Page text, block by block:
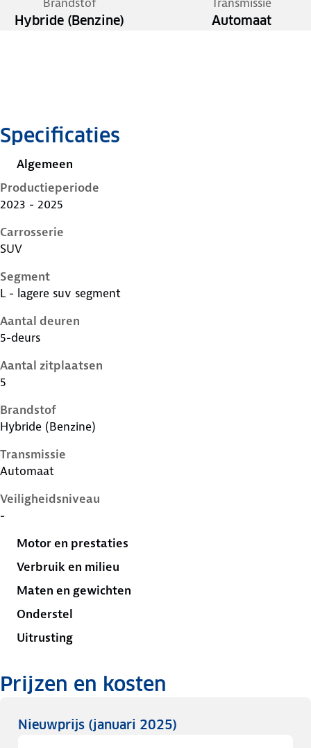
Hybride (Benzine) Automaat
Specificaties
Algemeen
Productieperiode
2023 - 2025
Carrosserie
SUV
Segment
L - lagere suv segment
Aantal deuren
5-deurs
Aantal zitplaatsen
5
Brandstof
Hybride (Benzine)
Transmissie
Automaat
Veiligheidsniveau
-
Motor en prestaties
Verbruik en milieu
Maten en gewichten
Onderstel
Uitrusting
Prijzen en kosten
Nieuwprijs (januari 2025)